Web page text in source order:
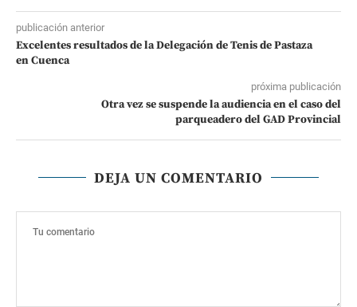
publicación anterior
Excelentes resultados de la Delegación de Tenis de Pastaza
en Cuenca
próxima publicación
Otra vez se suspende la audiencia en el caso del
parqueadero del GAD Provincial
DEJA UN COMENTARIO